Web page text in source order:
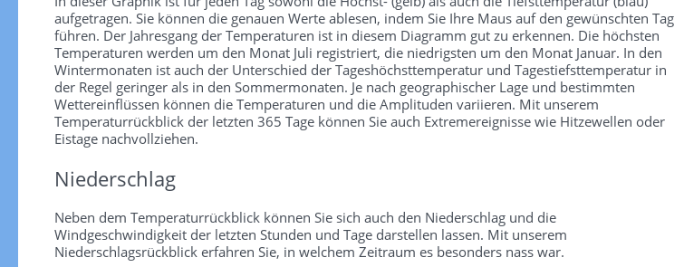
aufgetragen. Sie können die genauen Werte ablesen, indem Sie Ihre Maus auf den gewünschten Tag
führen. Der Jahresgang der Temperaturen ist in diesem Diagramm gut zu erkennen. Die höchsten
Temperaturen werden um den Monat Juli registriert, die niedrigsten um den Monat Januar. In den
Wintermonaten ist auch der Unterschied der Tageshöchsttemperatur und Tagestiefsttemperatur in
der Regel geringer als in den Sommermonaten. Je nach geographischer Lage und bestimmten
Wettereinflüssen können die Temperaturen und die Amplituden variieren. Mit unserem
Temperaturrückblick der letzten 365 Tage können Sie auch Extremereignisse wie Hitzewellen oder
Eistage nachvollziehen.
Niederschlag
Neben dem Temperaturrückblick können Sie sich auch den Niederschlag und die
Windgeschwindigkeit der letzten Stunden und Tage darstellen lassen. Mit unserem
Niederschlagsrückblick erfahren Sie, in welchem Zeitraum es besonders nass war.